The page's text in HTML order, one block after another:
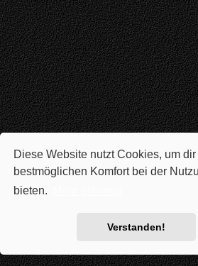
Diese Website nutzt Cookies, um dir
bestmöglichen Komfort bei der
bieten.
Verstanden!